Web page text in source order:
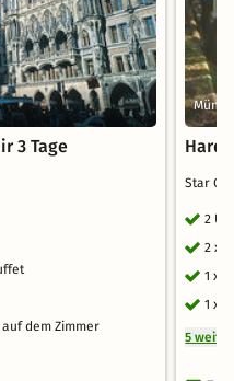
3 Tage
dem Zimmer
Hard
Star G
2
2 x
1 x
1 x
5